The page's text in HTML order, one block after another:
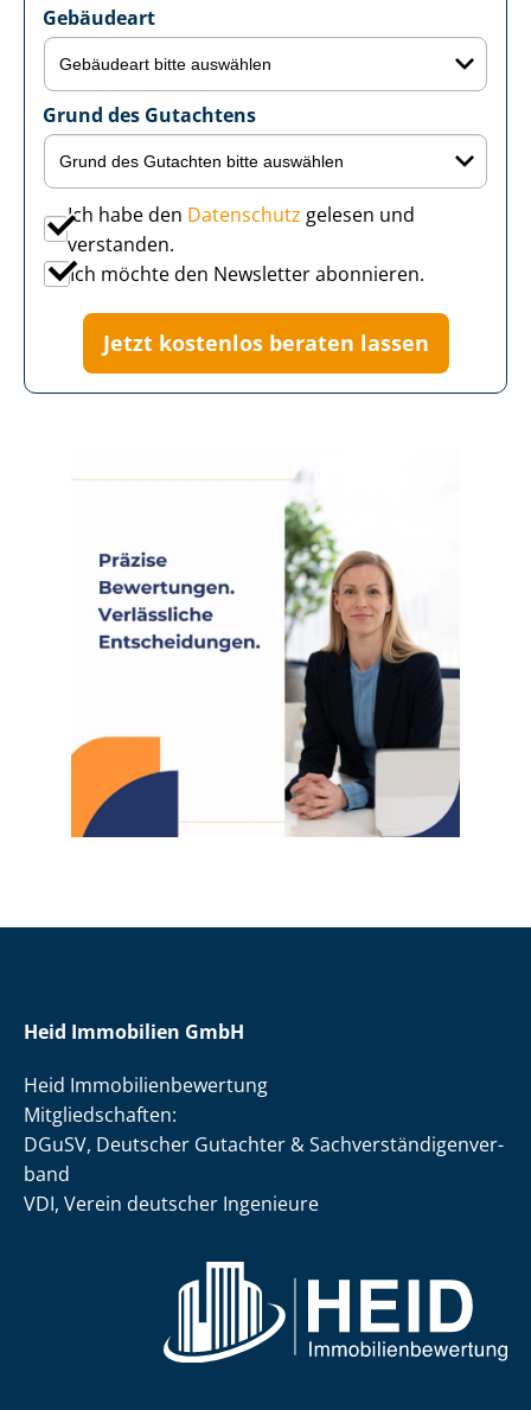
Gebäudeart
Grund des Gutachtens
Ich habe den Datenschutz gelesen und
verstanden.
Ich möchte den Newsletter abonnieren.
Jetzt kostenlos beraten lassen
Heid Immobilien GmbH
Heid Im­mo­bi­li­en­be­wer­tung
Mit­glied­schaf­ten:
DGuSV, Deutscher Gutachter & Sach­ver­stän­di­gen­ver­
band
VDI, Verein deutscher Ingenieure